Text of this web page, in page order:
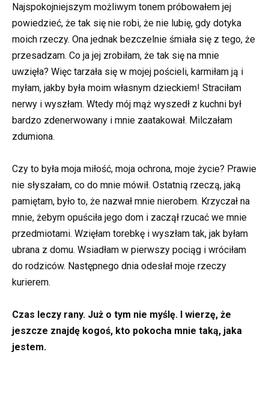
Najspokojniejszym możliwym tonem próbowałem jej
powiedzieć, że tak się nie robi, że nie lubię, gdy dotyka
moich rzeczy. Ona jednak bezczelnie śmiała się z tego, że
przesadzam. Co ja jej zrobiłam, że tak się na mnie
uwzięła? Więc tarzała się w mojej pościeli, karmiłam ją i
myłam, jakby była moim własnym dzieckiem! Straciłam
nerwy i wyszłam. Wtedy mój mąż wyszedł z kuchni był
bardzo zdenerwowany i mnie zaatakował. Milczałam
zdumiona.
Czy to była moja miłość, moja ochrona, moje życie? Prawie
nie słyszałam, co do mnie mówił. Ostatnią rzeczą, jaką
pamiętam, było to, że nazwał mnie nierobem. Krzyczał na
mnie, żebym opuściła jego dom i zaczął rzucać we mnie
przedmiotami. Wzięłam torebkę i wyszłam tak, jak byłam
ubrana z domu. Wsiadłam w pierwszy pociąg i wróciłam
do rodziców. Następnego dnia odesłał moje rzeczy
kurierem.
Czas leczy rany. Już o tym nie myślę. I wierzę, że
jeszcze znajdę kogoś, kto pokocha mnie taką, jaka
jestem.